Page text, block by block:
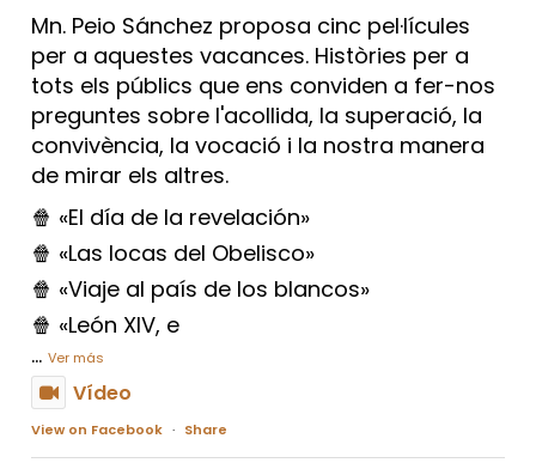
Mn. Peio Sánchez proposa cinc pel·lícules
per a aquestes vacances. Històries per a
tots els públics que ens conviden a fer-nos
preguntes sobre l'acollida, la superació, la
convivència, la vocació i la nostra manera
de mirar els altres.
🍿 «El día de la revelación»
🍿 «Las locas del Obelisco»
🍿 «Viaje al país de los blancos»
🍿 «León XIV, e
... Ver más
Vídeo
View on Facebook · Share